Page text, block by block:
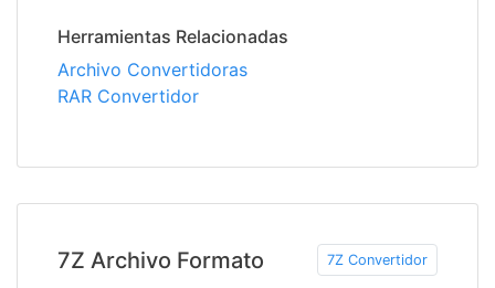
Herramientas Relacionadas
Archivo Convertidoras
RAR Convertidor
7Z Archivo Formato 7Z Convertidor